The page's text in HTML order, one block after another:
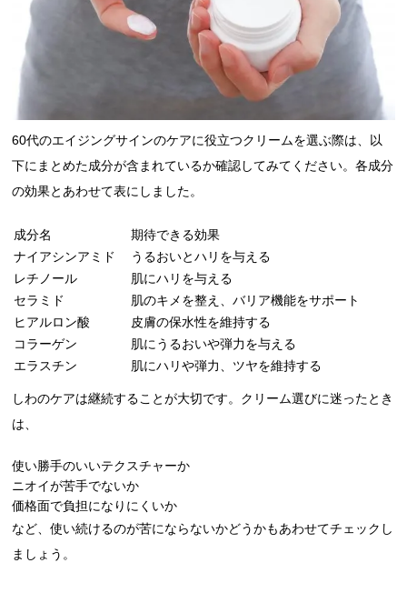
60代のエイジングサインのケアに役立つクリームを選ぶ際は、以
下にまとめた成分が含まれているか確認してみてください。各成分
の効果とあわせて表にしました。
成分名
期待できる効果
ナイアシンアミド
うるおいとハリを与える
レチノール
肌にハリを与える
セラミド
肌のキメを整え、バリア機能をサポート
ヒアルロン酸
皮膚の保水性を維持する
コラーゲン
肌にうるおいや弾力を与える
エラスチン
肌にハリや弾力、ツヤを維持する
しわのケアは継続することが大切です。クリーム選びに迷ったとき
は、
使い勝手のいいテクスチャーか
ニオイが苦手でないか
価格面で負担になりにくいか
など、使い続けるのが苦にならないかどうかもあわせてチェックし
ましょう。